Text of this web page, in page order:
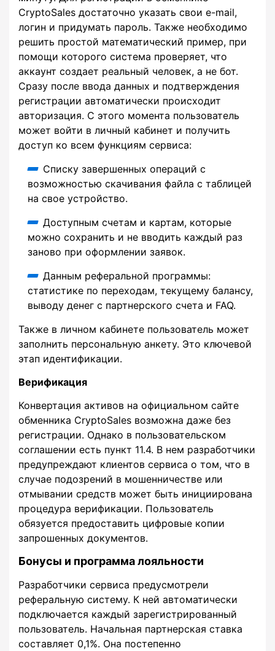
CryptoSales достаточно указать свои e-mail,
логин и придумать пароль. Также необходимо
решить простой математический пример, при
помощи которого система проверяет, что
аккаунт создает реальный человек, а не бот.
Сразу после ввода данных и подтверждения
регистрации автоматически происходит
авторизация. С этого момента пользователь
может войти в личный кабинет и получить
доступ ко всем функциям сервиса:
Списку завершенных операций с
возможностью скачивания файла с таблицей
на свое устройство.
Доступным счетам и картам, которые
можно сохранить и не вводить каждый раз
заново при оформлении заявок.
Данным реферальной программы:
статистике по переходам, текущему балансу,
выводу денег с партнерского счета и FAQ.
Также в личном кабинете пользователь может
заполнить персональную анкету. Это ключевой
этап идентификации.
Верификация
Конвертация активов на официальном сайте
обменника CryptoSales возможна даже без
регистрации. Однако в пользовательском
соглашении есть пункт 11.4. В нем разработчики
предупреждают клиентов сервиса о том, что в
случае подозрений в мошенничестве или
отмывании средств может быть инициирована
процедура верификации. Пользователь
обязуется предоставить цифровые копии
запрошенных документов.
Бонусы и программа лояльности
Разработчики сервиса предусмотрели
реферальную систему. К ней автоматически
подключается каждый зарегистрированный
пользователь. Начальная партнерская ставка
составляет 0,1%. Она постепенно